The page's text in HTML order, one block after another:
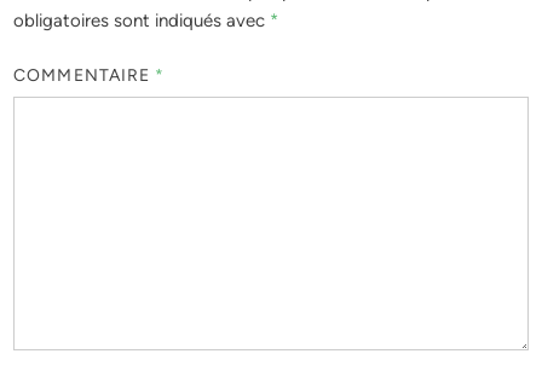
obligatoires sont indiqués avec *
COMMENTAIRE *